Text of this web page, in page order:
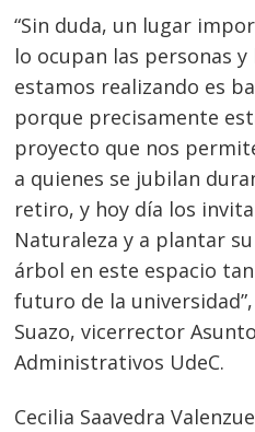
“Sin duda, un lugar
lo ocupan las personas
estamos realizando es
porque precisamente
proyecto que nos
a quienes se jubilan
retiro, y hoy día los
Naturaleza y a plantar
árbol en este espacio
futuro de la
Suazo, vicerrector
Administrativos UdeC.
Cecilia Saavedra